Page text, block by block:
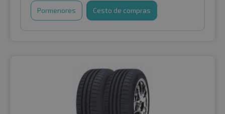
Pormenores Cesto de compras